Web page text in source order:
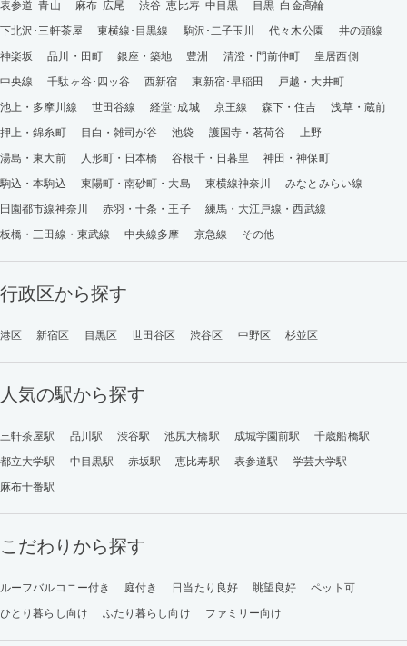
表参道･青山 麻布･広尾 渋谷･恵比寿･中目黒
目黒･白金高輪
下北沢･三軒茶屋
東横線･目黒線 駒沢･二子玉川 代々木公園
井の頭線
神楽坂
品川・田町 銀座・築地 豊洲 清澄・門前仲町
皇居西側
中央線
千駄ヶ谷･四ッ谷 西新宿 東新宿･早稲田
戸越・大井町
池上・多摩川線
世田谷線 経堂･成城 京王線 森下・住吉
浅草・蔵前
押上・錦糸町
目白・雑司が谷 池袋 護国寺・茗荷谷
上野
湯島・東大前
人形町・日本橋 谷根千・日暮里
神田・神保町
駒込・本駒込
東陽町・南砂町・大島 東横線神奈川
みなとみらい線
田園都市線神奈川
赤羽・十条・王子
練馬・大江戸線・西武線
板橋・三田線・東武線
中央線多摩 京急線 その他
行政区から探す
港区 新宿区 目黒区 世田谷区 渋谷区 中野区 杉並区
人気の駅から探す
三軒茶屋駅 品川駅 渋谷駅 池尻大橋駅 成城学園前駅
千歳船橋駅
都立大学駅
中目黒駅 赤坂駅 恵比寿駅 表参道駅
学芸大学駅
麻布十番駅
こだわりから探す
ルーフバルコニー付き 庭付き 日当たり良好 眺望良好
ペット可
ひとり暮らし向け
ふたり暮らし向け ファミリー向け